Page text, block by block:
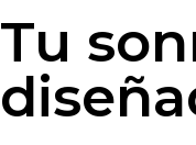
Tu